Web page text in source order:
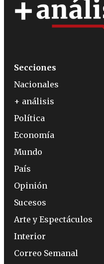
Secciones
Nacionales
+ análisis
Política
Economía
Mundo
País
Opinión
Sucesos
Arte y Espectáculos
Interior
Correo Semanal